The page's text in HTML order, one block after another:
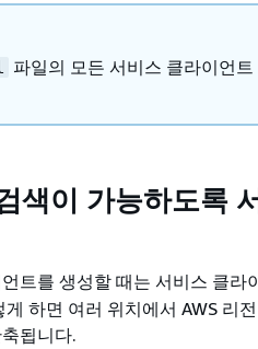
파일의 모든 서비스 클라이언트
색이 가능하도록
트를 생성할 때는 서비스 클라
하면 여러 위치에서 AWS 리
됩니다.